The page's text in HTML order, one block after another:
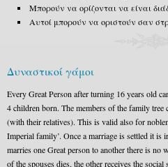
Μπορούν να ορίζονται να είναι
Αυτοί μπορούν να οριστούν σαν
Δυναστικοί γάμοι
Every Great Person after turning 16 years old
4 children born. The members of the family tree
(with their relatives). This is valid also for
Imperial family’. Once a marriage is settled it is
marries one Great person to another there is no
of the spouses dies, the other receives the